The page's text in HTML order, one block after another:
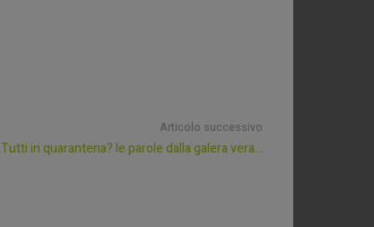
Articolo successivo
Tutti in quarantena? le parole dalla galera vera…